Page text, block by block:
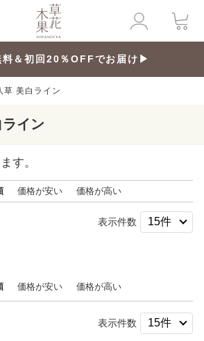
料＆初回20％OFFでお届け▶
草 美白ライン
イン
す。
価格が安い 価格が高い
表示件数
価格が安い 価格が高い
表示件数